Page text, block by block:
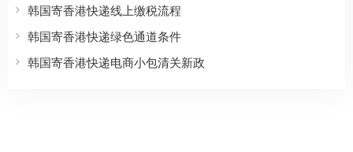
韩国寄香港快递线上缴税流程
韩国寄香港快递绿色通道条件
韩国寄香港快递电商小包清关新政